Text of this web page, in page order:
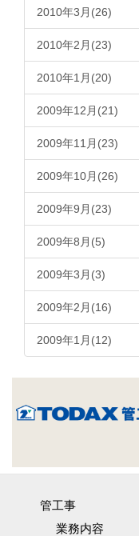
2010年3月(26)
2010年2月(23)
2010年1月(20)
2009年12月(21)
2009年11月(23)
2009年10月(26)
2009年9月(23)
2009年8月(5)
2009年3月(3)
2009年2月(16)
2009年1月(12)
管工事
業務内容